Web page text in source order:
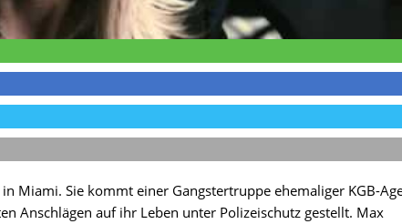
Miami. Sie kommt einer Gangstertruppe ehemaliger KGB-
Anschlägen auf ihr Leben unter Polizeischutz gestellt. Max